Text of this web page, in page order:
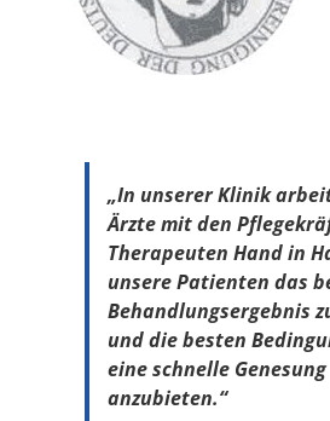
„In unserer Klinik
Ärzte mit den
Therapeuten Hand in
unsere Patienten das
Behandlungsergebnis
und die besten
eine schnelle Genesung
anzubieten.“